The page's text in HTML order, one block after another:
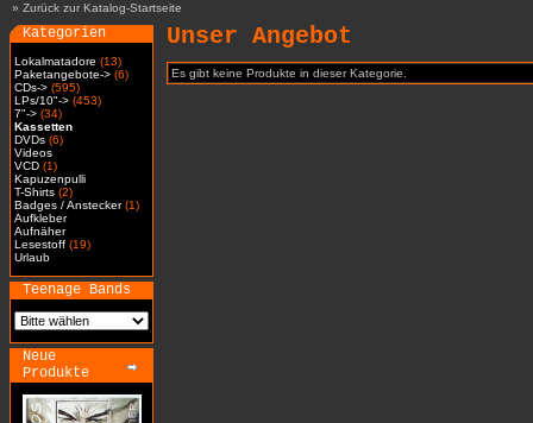
» Zurück zur Katalog-Startseite
Kategorien
Lokalmatadore (13)
Paketangebote-> (6)
CDs-> (595)
LPs/10"-> (453)
7"-> (34)
Kassetten
DVDs (6)
Videos
VCD (1)
Kapuzenpulli
T-Shirts (2)
Badges / Anstecker(1)
Aufkleber
Aufnäher
Lesestoff (19)
Urlaub
Teenage Bands
Neue
Produkte
Unser Angebot
Es gibt keine Produkte in dieser Kategorie.